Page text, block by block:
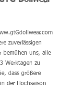
zuverlässigen
bemühen uns, alle
Werktagen zu
dass größere
der Hochsaison